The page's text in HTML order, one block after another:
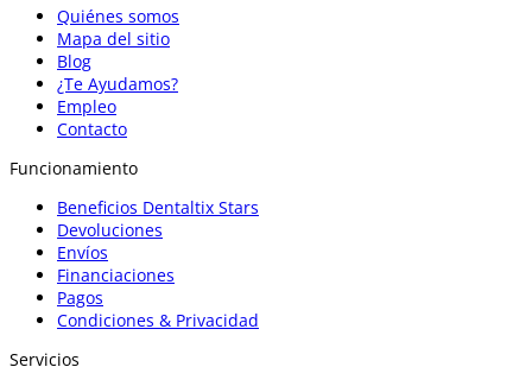
Quiénes somos
Mapa del sitio
Blog
¿Te Ayudamos?
Empleo
Contacto
Funcionamiento
Beneficios Dentaltix Stars
Devoluciones
Envíos
Financiaciones
Pagos
Condiciones & Privacidad
Servicios